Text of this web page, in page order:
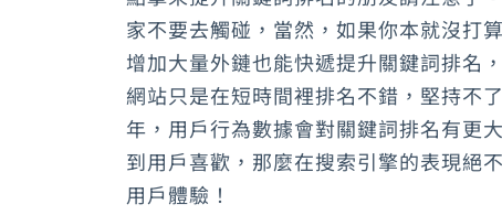
家不要去觸碰，當然，如果你本就沒打
增加大量外鏈也能快遞提升關鍵詞排名
網站只是在短時間裡排名不錯，堅持不
年，用戶行為數據會對關鍵詞排名有更
到用戶喜歡，那麼在搜索引擎的表現絕
用戶體驗！